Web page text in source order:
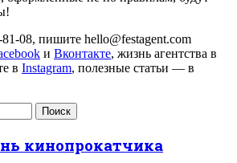
08, пишите hello@festagent.com
и Вконтакте, жизнь агентства в
в Instagram, полезные статьи — в
кинопрокатчика